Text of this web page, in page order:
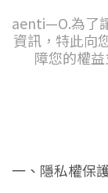
aenti—O.為了
資訊，特此向
障您的權
一、隱私權保